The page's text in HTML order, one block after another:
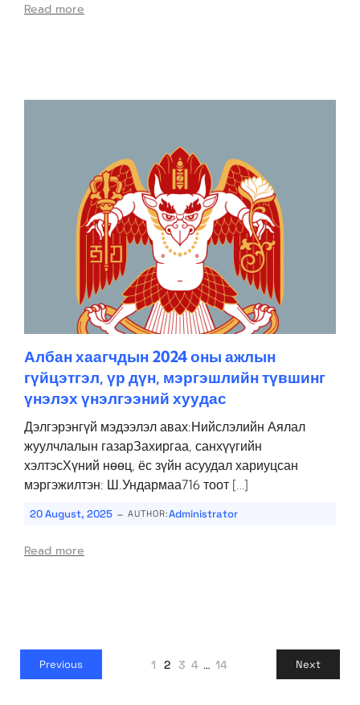
Read more
Албан хаагчдын 2024 оны ажлын
гүйцэтгэл, үр дүн, мэргэшлийн түвшинг
үнэлэх үнэлгээний хуудас
Дэлгэрэнгүй мэдээлэл авах:Нийслэлийн Аялал
жуулчлалын газарЗахиргаа, санхүүгийн
хэлтэсХүний нөөц, ёс зүйн асуудал хариуцсан
мэргэжилтэн: Ш.Ундармаа716 тоот […]
20 August, 2025 - AUTHOR:Administrator
Read more
Previous 1 2 3 4 … 14 Next